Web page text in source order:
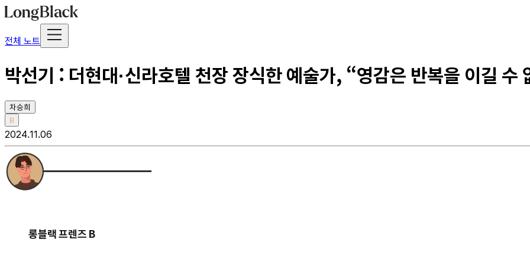
전체 노트
박선기 : 더현대·신라호텔 천장 장식한 예술가, “영감은 반복을 이길 수
차승희
B
2024.11.06
롱블랙 프렌즈 B